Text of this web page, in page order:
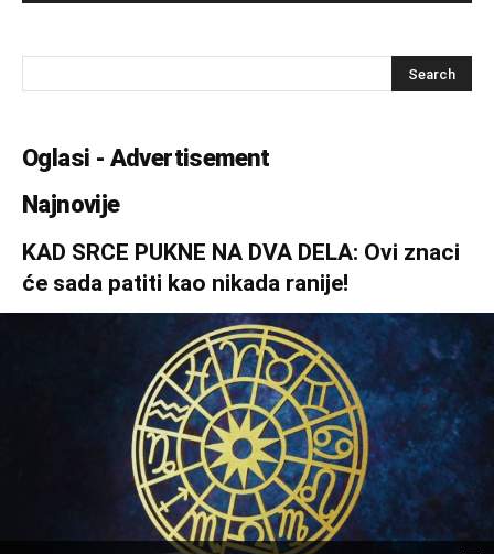
Oglasi - Advertisement
Najnovije
KAD SRCE PUKNE NA DVA DELA: Ovi znaci
će sada patiti kao nikada ranije!